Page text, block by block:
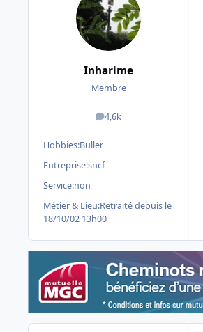
Inharime
Membre
4,6k
messages
Hobbies:Buller
Entreprise:sncf
Service:non
Métier & Lieu:Retraité depuis le
18/10/02 13h00